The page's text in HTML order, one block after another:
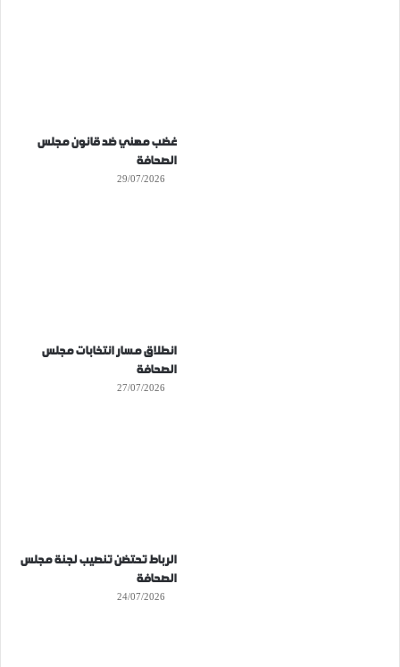
غضب مهني ضد قانون مجلس
الصحافة
29/07/2026
انطلاق مسار انتخابات مجلس
الصحافة
27/07/2026
الرباط تحتضن تنصيب لجنة مجلس
الصحافة
24/07/2026